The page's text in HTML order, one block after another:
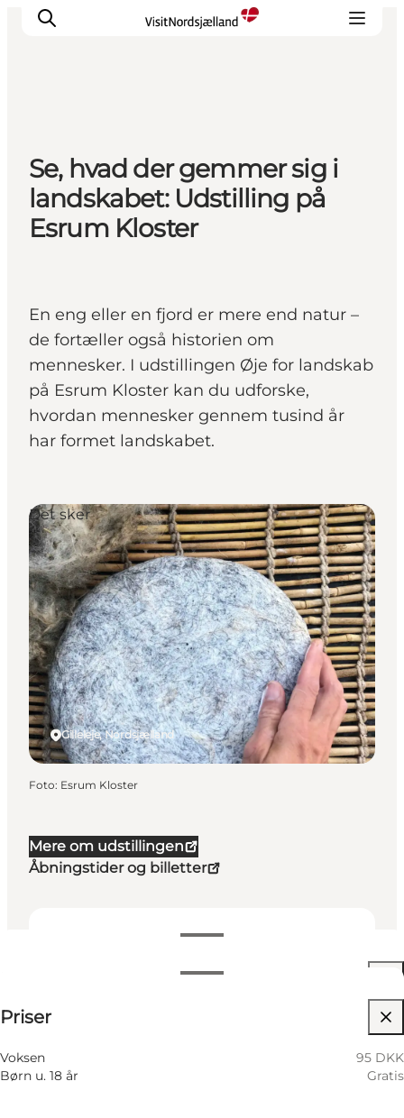
Highlights
Oplev
Det Sker
Overnatning
Se, hvad der gemmer sig i
landskabet: Udstilling på
Esrum Kloster
En eng eller en fjord er mere end natur –
de fortæller også historien om
mennesker. I udstillingen Øje for landskab
på Esrum Kloster kan du udforske,
hvordan mennesker gennem tusind år
har formet landskabet.
Mere om udstillingen
Åbningstider og billetter
Filtrér efter måned
8 August
Lørdag
9 August
10:00 AM–04:00 PM
Priser
Voksen
95 DKK
Børn u. 18 år
Gratis
Gilleleje, Nordsjælland
Det sker
Foto: Esrum Kloster